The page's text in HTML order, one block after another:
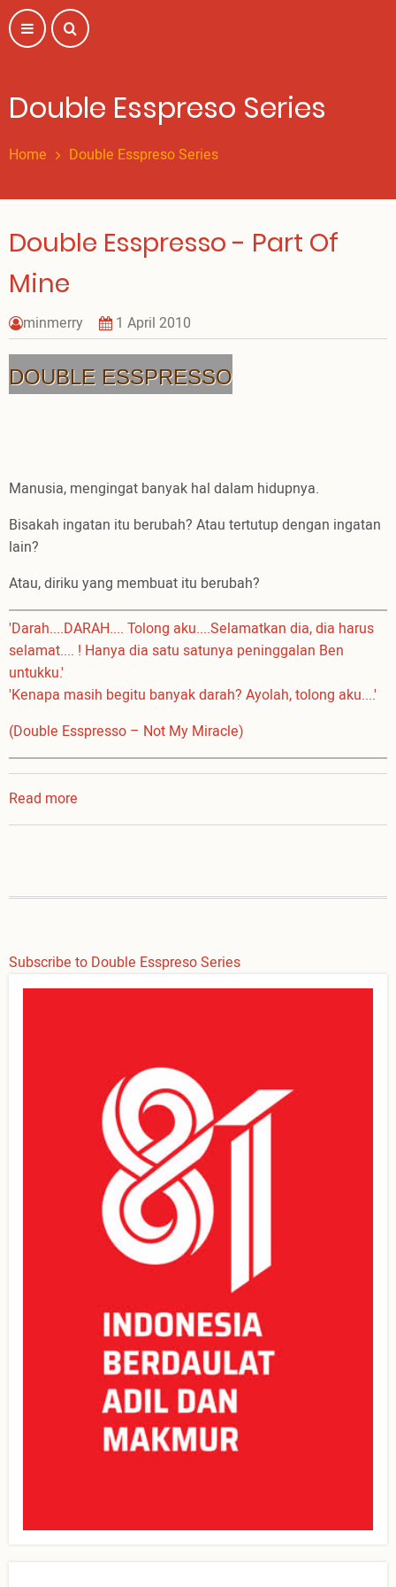
Skip
to
main
Double Esspreso Series
Home Double Esspreso Series
Double Esspresso - Part Of
Mine
minmerry 1 April 2010
DOUBLE ESSPRESSO
Manusia, mengingat banyak hal dalam hidupnya.
Bisakah ingatan itu berubah? Atau tertutup dengan ingatan
lain?
Atau, diriku yang membuat itu berubah?
'Darah....DARAH.... Tolong aku....Selamatkan dia, dia harus
selamat.... ! Hanya dia satu satunya peninggalan Ben
untukku.'
'Kenapa masih begitu banyak darah? Ayolah, tolong aku....'
(Double Esspresso – Not My Miracle)
Read more
Double
Subscribe to Double Esspreso Series